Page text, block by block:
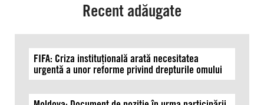
Recent adăugate
FIFA: Criza instituțională arată necesitatea
urgentă a unor reforme privind drepturile omului